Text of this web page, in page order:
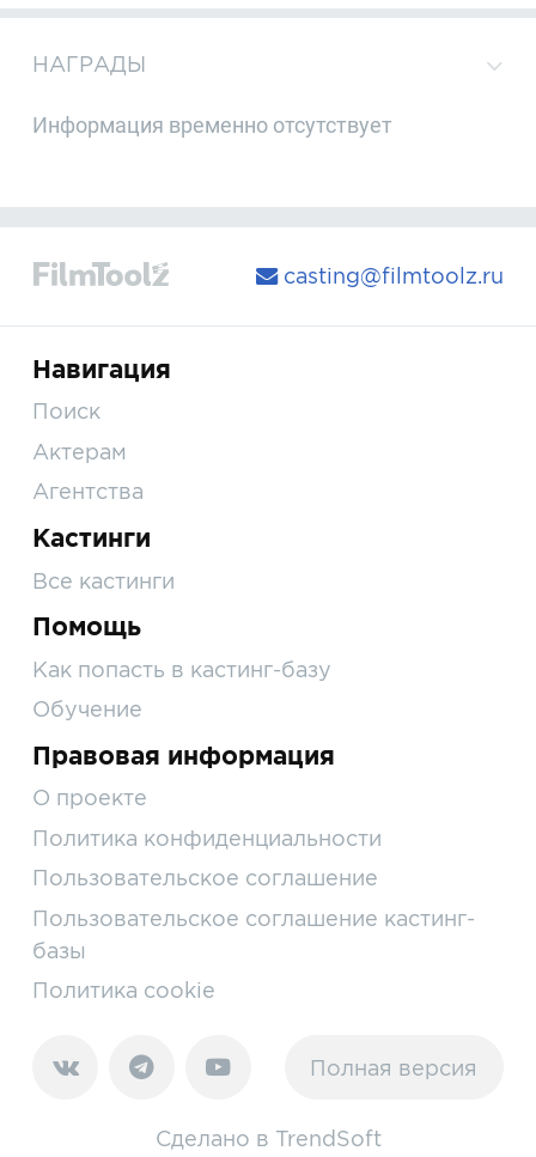
НАГРАДЫ
Информация временно отсутствует
casting@filmtoolz.ru
Навигация
Поиск
Актерам
Агентства
Кастинги
Все кастинги
Помощь
Как попасть в кастинг-базу
Обучение
Правовая информация
О проекте
Политика конфиденциальности
Пользовательское соглашение
Пользовательское соглашение кастинг-
базы
Политика cookie
Полная версия
Сделано в TrendSoft